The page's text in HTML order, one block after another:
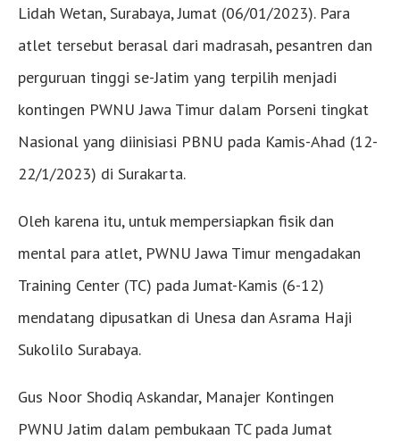
Lidah Wetan, Surabaya, Jumat (06/01/2023). Para
atlet tersebut berasal dari madrasah, pesantren dan
perguruan tinggi se-Jatim yang terpilih menjadi
kontingen PWNU Jawa Timur dalam Porseni tingkat
Nasional yang diinisiasi PBNU pada Kamis-Ahad (12-
22/1/2023) di Surakarta.
Oleh karena itu, untuk mempersiapkan fisik dan
mental para atlet, PWNU Jawa Timur mengadakan
Training Center (TC) pada Jumat-Kamis (6-12)
mendatang dipusatkan di Unesa dan Asrama Haji
Sukolilo Surabaya.
Gus Noor Shodiq Askandar, Manajer Kontingen
PWNU Jatim dalam pembukaan TC pada Jumat